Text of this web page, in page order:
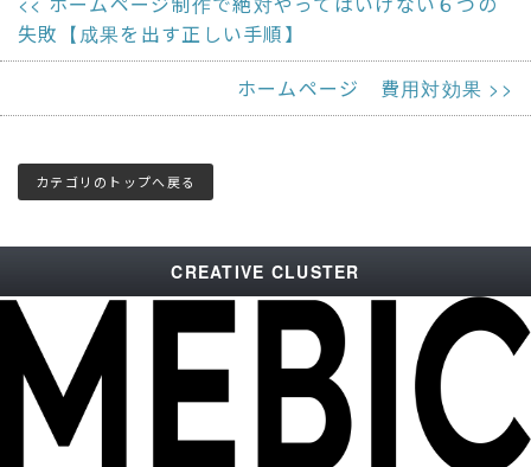
失敗【成果を出す正しい手順】
ホームページ 費用対効果
カテゴリのトップへ戻る
CREATIVE CLUSTER